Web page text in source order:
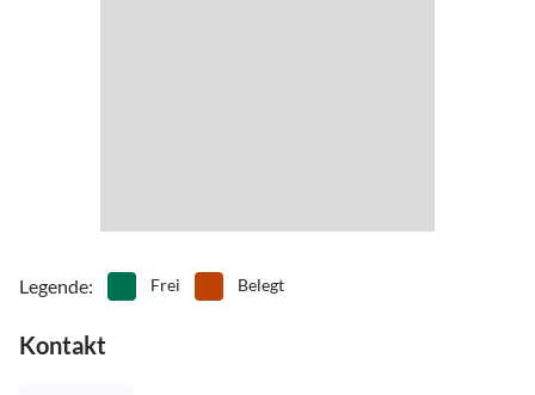
Legende: Frei Belegt
Kontakt